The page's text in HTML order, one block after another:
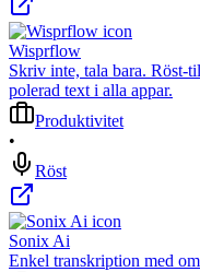
Wisprflow
Skriv inte, tala bara. Röst-
polerad text i alla appar.
Produktivitet
•
Röst
Sonix Ai
Enkel transkription med